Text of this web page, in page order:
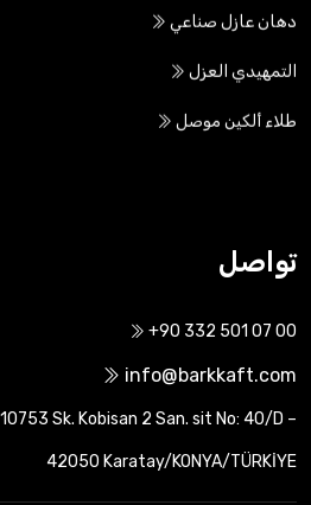
دهان عازل صناعي
تواصل
+90 332 501 07 00
info@barkkaft.com
Sk. Kobisan 2 San. sit No: 40/D –
42050 Karatay/KONYA/TÜRKİYE